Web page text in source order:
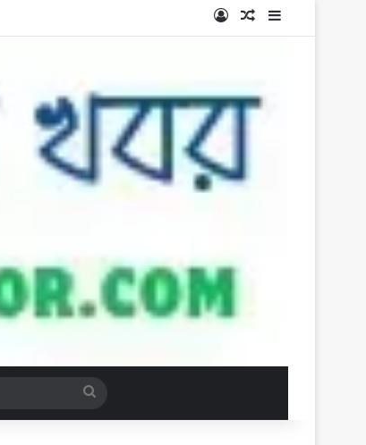
Log InRandom Article
Sidebar
Search
for